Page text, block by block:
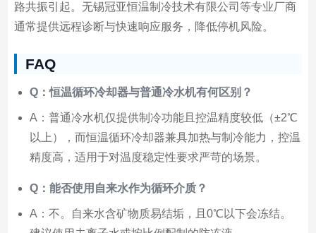
路共振引起。无锡冠亚恒温制冷技术有限公司等专业厂商
通常提供远程诊断与快速响应服务，降低停机风险。
FAQ
Q：恒温循环冷却器与普通冷水机有何区别？
A：普通冷水机仅提供制冷功能且控温精度较低（±2℃
以上），而恒温循环冷却器兼具加热与制冷能力，控温
精度高，适用于对温度稳定性要求严苛的场景。
Q：能否使用自来水作为循环介质？
A：不。自来水含矿物质易结垢，且0℃以下会冻结。